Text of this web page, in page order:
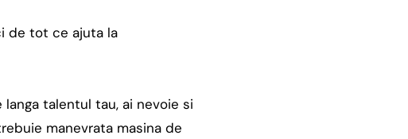
de tot ce ajuta la
talentul tau, ai nevoie si
manevrata masina de